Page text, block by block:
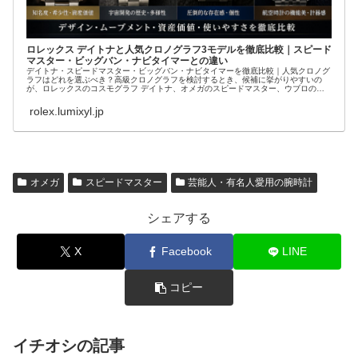
ロレックス デイトナと人気クロノグラフ3モデルを徹底比較｜スピード
マスター・ビッグバン・ナビタイマーとの違い
デイトナ・スピードマスター・ビッグバン・ナビタイマーを徹底比較｜人気クロノグ
ラフはどれを選ぶべき？高級クロノグラフを検討するとき、候補に挙がりやすいの
が、ロレックスのコスモグラフ デイトナ、オメガのスピードマスター、ウブロのビ
rolex.lumixyl.jp
オメガ スピードマスター 芸能人・有名人愛用の腕時計
シェアする
X Facebook LINE
コピー
イチオシの記事